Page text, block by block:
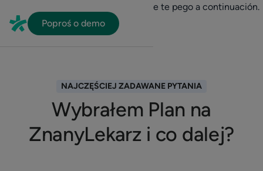
Poproś o demo
En HubSpot tenemos otro código que te pego a continuación.
NAJCZĘŚCIEJ ZADAWANE PYTANIA
Wybrałem Plan na
ZnanyLekarz i co dalej?